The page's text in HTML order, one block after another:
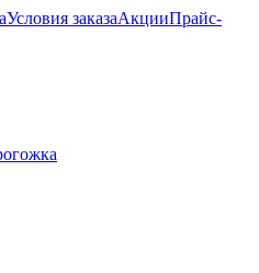
Условия заказаАкцииПрайс-